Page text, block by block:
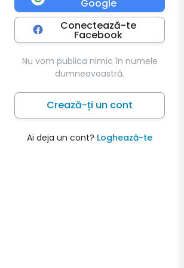
Google
Conectează-te
Facebook
Nu vom publica nimic în numele
dumneavoastră.
Crează-ți un cont
Ai deja un cont? Loghează-te